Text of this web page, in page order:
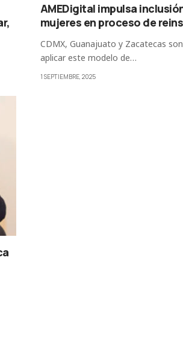
AMEDigital impulsa
mujeres en proceso de
CDMX, Guanajuato y Zacatecas
aplicar este modelo de…
1 SEPTIEMBRE, 2025